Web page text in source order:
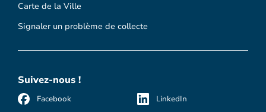
Carte de la Ville
Signaler un problème de collecte
Suivez-nous !
Facebook LinkedIn